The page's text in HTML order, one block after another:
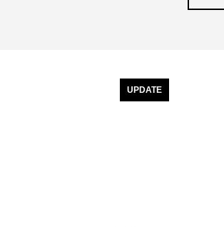
UPDATE